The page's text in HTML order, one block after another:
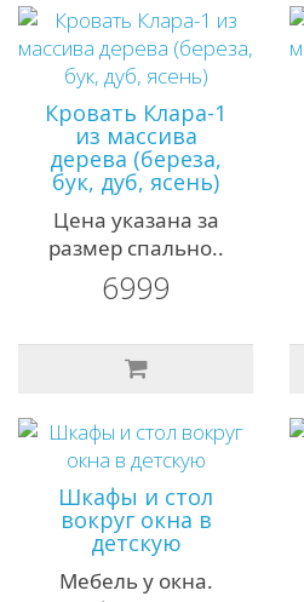
Кровать Клара-1
из массива
дерева (береза,
бук, дуб, ясень)
Цена указана за
размер спально..
6999
Шкафы и стол
вокруг окна в
детскую
Мебель у окна.